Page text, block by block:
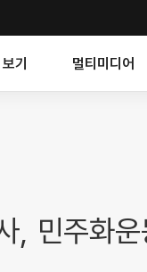
기 멀티미디어
, 민주화